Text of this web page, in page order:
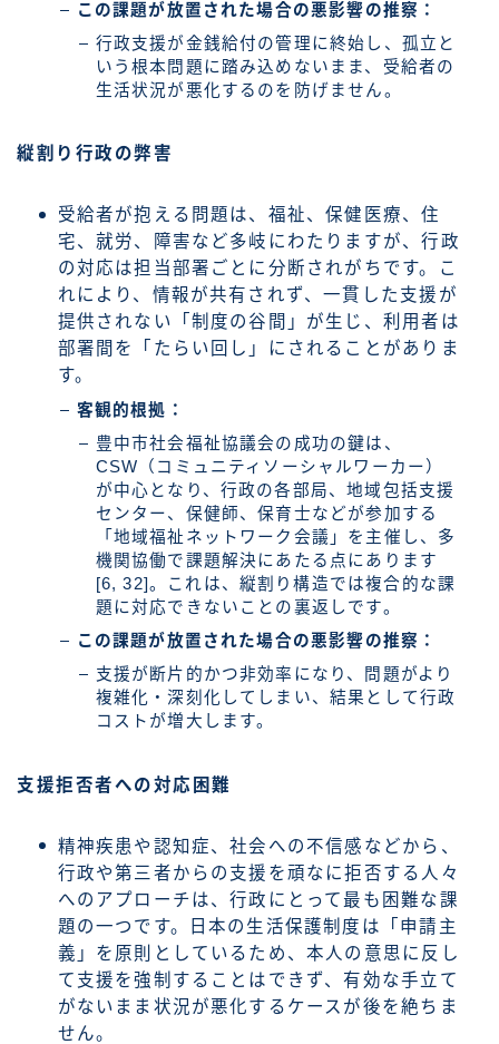
この課題が放置された場合の悪影響の推察：
行政支援が金銭給付の管理に終始し、孤立と
いう根本問題に踏み込めないまま、受給者の
生活状況が悪化するのを防げません。
縦割り行政の弊害
受給者が抱える問題は、福祉、保健医療、住
宅、就労、障害など多岐にわたりますが、行政
の対応は担当部署ごとに分断されがちです。こ
れにより、情報が共有されず、一貫した支援が
提供されない「制度の谷間」が生じ、利用者は
部署間を「たらい回し」にされることがありま
す。
客観的根拠：
豊中市社会福祉協議会の成功の鍵は、
CSW（コミュニティソーシャルワーカー）
が中心となり、行政の各部局、地域包括支援
センター、保健師、保育士などが参加する
「地域福祉ネットワーク会議」を主催し、多
機関協働で課題解決にあたる点にあります
[6, 32]。これは、縦割り構造では複合的な課
題に対応できないことの裏返しです。
この課題が放置された場合の悪影響の推察：
支援が断片的かつ非効率になり、問題がより
複雑化・深刻化してしまい、結果として行政
コストが増大します。
支援拒否者への対応困難
精神疾患や認知症、社会への不信感などから、
行政や第三者からの支援を頑なに拒否する人々
へのアプローチは、行政にとって最も困難な課
題の一つです。日本の生活保護制度は「申請主
義」を原則としているため、本人の意思に反し
て支援を強制することはできず、有効な手立て
がないまま状況が悪化するケースが後を絶ちま
せん。